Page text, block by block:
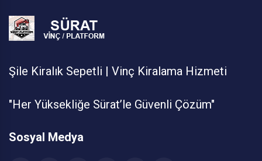
Şile Kiralık Sepetli | Vinç Kiralama Hizmeti
"Her Yüksekliğe Sürat’le Güvenli Çözüm"
Sosyal Medya